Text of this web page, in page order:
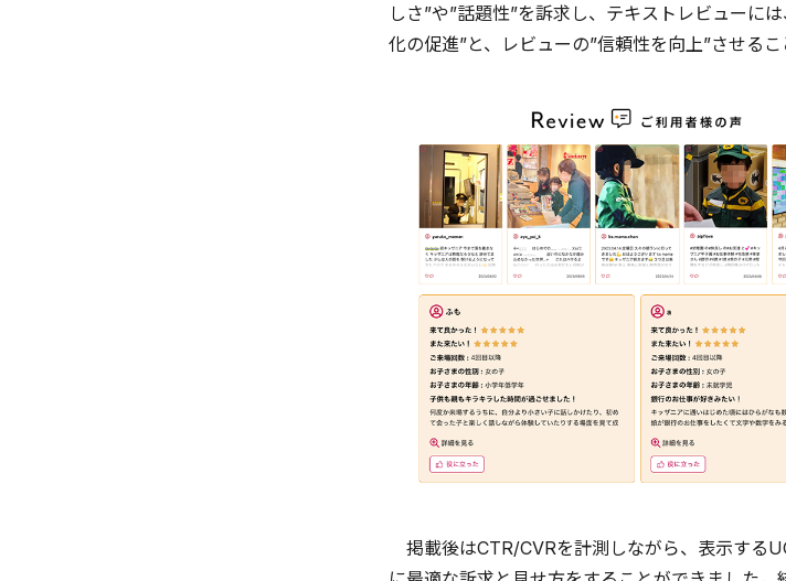
しさ”や”話題性”を訴求し、テキストレビューに
化の促進”と、レビューの”信頼性を向上”させるこ
掲載後はCTR/CVRを計測しながら、表示する